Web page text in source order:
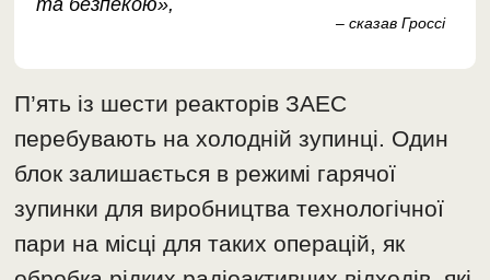
та безпекою»,
– сказав Гроссі
П’ять із шести реакторів ЗАЕС
перебувають на холодній зупинці. Один
блок залишається в режимі гарячої
зупинки для виробництва технологічної
пари на місці для таких операцій, як